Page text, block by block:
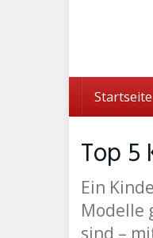
Startseite
Top 5
Ein
Modelle
sind –